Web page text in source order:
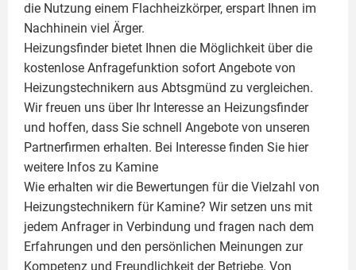
die Nutzung einem Flachheizkörper, erspart Ihnen im
Nachhinein viel Ärger.
Heizungsfinder bietet Ihnen die Möglichkeit über die
kostenlose Anfragefunktion sofort Angebote von
Heizungstechnikern aus Abtsgmünd zu vergleichen.
Wir freuen uns über Ihr Interesse an Heizungsfinder
und hoffen, dass Sie schnell Angebote von unseren
Partnerfirmen erhalten. Bei Interesse finden Sie hier
weitere Infos zu Kamine
Wie erhalten wir die Bewertungen für die Vielzahl von
Heizungstechnikern für Kamine? Wir setzen uns mit
jedem Anfrager in Verbindung und fragen nach dem
Erfahrungen und den persönlichen Meinungen zur
Kompetenz und Freundlichkeit der Betriebe. Von